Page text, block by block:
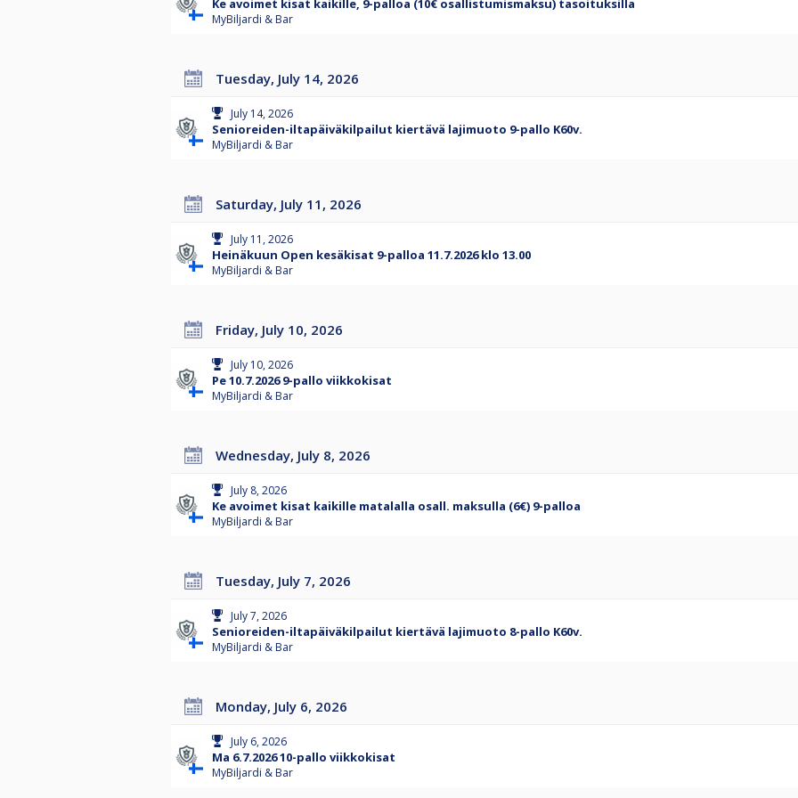
Ke avoimet kisat kaikille, 9-palloa (10€ osallistumismaksu) tasoituksilla
MyBiljardi & Bar
Tuesday, July 14, 2026
July 14, 2026
Senioreiden-iltapäiväkilpailut kiertävä lajimuoto 9-pallo K60v.
MyBiljardi & Bar
Saturday, July 11, 2026
July 11, 2026
Heinäkuun Open kesäkisat 9-palloa 11.7.2026 klo 13.00
MyBiljardi & Bar
Friday, July 10, 2026
July 10, 2026
Pe 10.7.2026 9-pallo viikkokisat
MyBiljardi & Bar
Wednesday, July 8, 2026
July 8, 2026
Ke avoimet kisat kaikille matalalla osall. maksulla (6€) 9-palloa
MyBiljardi & Bar
Tuesday, July 7, 2026
July 7, 2026
Senioreiden-iltapäiväkilpailut kiertävä lajimuoto 8-pallo K60v.
MyBiljardi & Bar
Monday, July 6, 2026
July 6, 2026
Ma 6.7.2026 10-pallo viikkokisat
MyBiljardi & Bar